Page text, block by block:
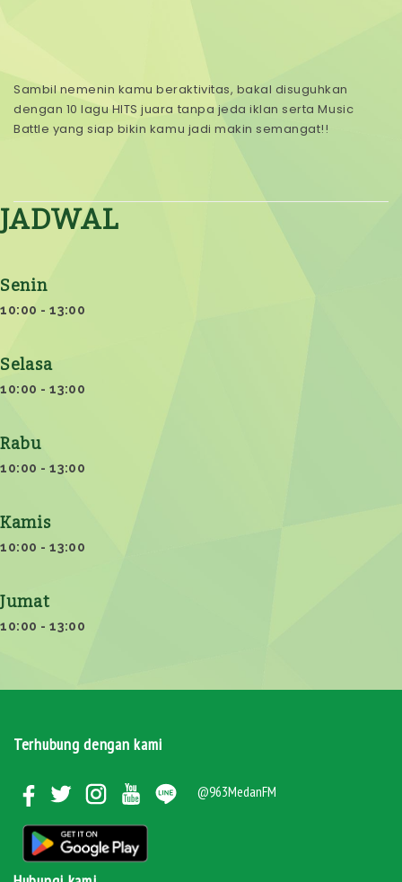
Sambil nemenin kamu beraktivitas, bakal disuguhkan
dengan 10 lagu HITS juara tanpa jeda iklan serta Music
Battle yang siap bikin kamu jadi makin semangat!!
JADWAL
Senin
10:00 - 13:00
Selasa
10:00 - 13:00
Rabu
10:00 - 13:00
Kamis
10:00 - 13:00
Jumat
10:00 - 13:00
Terhubung dengan kami
@963MedanFM